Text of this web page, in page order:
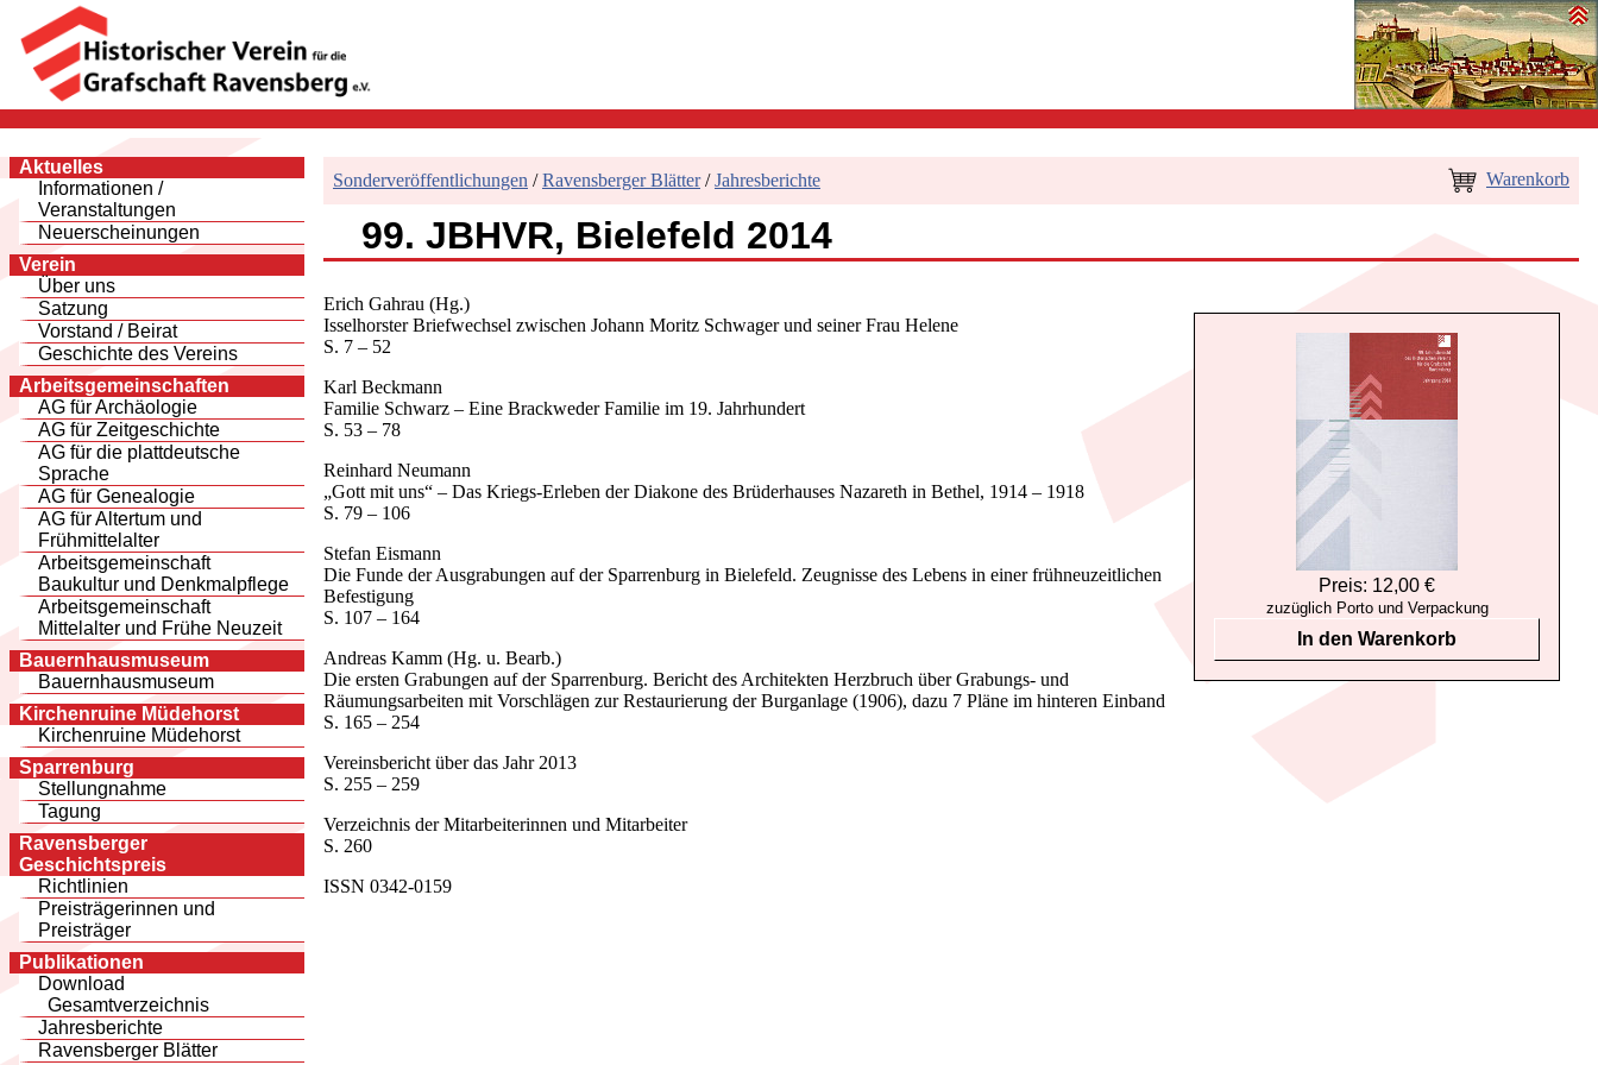
Aktuelles
Informationen /
Veranstaltungen
Neuerscheinungen
Verein
Über uns
Satzung
Vorstand / Beirat
Geschichte des Vereins
Arbeitsgemeinschaften
AG für Archäologie
AG für Zeitgeschichte
AG für die plattdeutsche
Sprache
AG für Genealogie
AG für Altertum und
Frühmittelalter
Arbeitsgemeinschaft
Baukultur und Denkmalpflege
Arbeitsgemeinschaft
Mittelalter und Frühe Neuzeit
Bauernhausmuseum
Bauernhausmuseum
Kirchenruine Müdehorst
Kirchenruine Müdehorst
Sparrenburg
Stellungnahme
Tagung
Ravensberger
Geschichtspreis
Richtlinien
Preisträgerinnen und
Preisträger
Publikationen
Download
Gesamtverzeichnis
Jahresberichte
Ravensberger Blätter
Sonderveröffentlichungen /Ravensberger Blätter/Jahresberichte Warenkorb
99. JBHVR, Bielefeld 2014
Preis: 12,00 €
zuzüglich Porto und Verpackung
In den Warenkorb
Erich Gahrau (Hg.)
Isselhorster Briefwechsel zwischen Johann Moritz Schwager und seiner Frau Helene
S. 7 – 52
Karl Beckmann
Familie Schwarz – Eine Brackweder Familie im 19. Jahrhundert
S. 53 – 78
Reinhard Neumann
„Gott mit uns“ – Das Kriegs-Erleben der Diakone des Brüderhauses Nazareth in Bethel, 1914 – 1918
S. 79 – 106
Stefan Eismann
Die Funde der Ausgrabungen auf der Sparrenburg in Bielefeld. Zeugnisse des Lebens in einer frühneuzeitlichen
Befestigung
S. 107 – 164
Andreas Kamm (Hg. u. Bearb.)
Die ersten Grabungen auf der Sparrenburg. Bericht des Architekten Herzbruch über Grabungs- und
Räumungsarbeiten mit Vorschlägen zur Restaurierung der Burganlage (1906), dazu 7 Pläne im hinteren Einband
S. 165 – 254
Vereinsbericht über das Jahr 2013
S. 255 – 259
Verzeichnis der Mitarbeiterinnen und Mitarbeiter
S. 260
ISSN 0342-0159